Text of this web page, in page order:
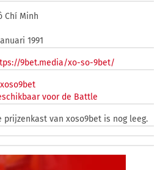
Chí Minh
1991
9bet.media/xo-so-9bet/
voor de Battle
prijzenkast van xoso9bet is nog leeg.